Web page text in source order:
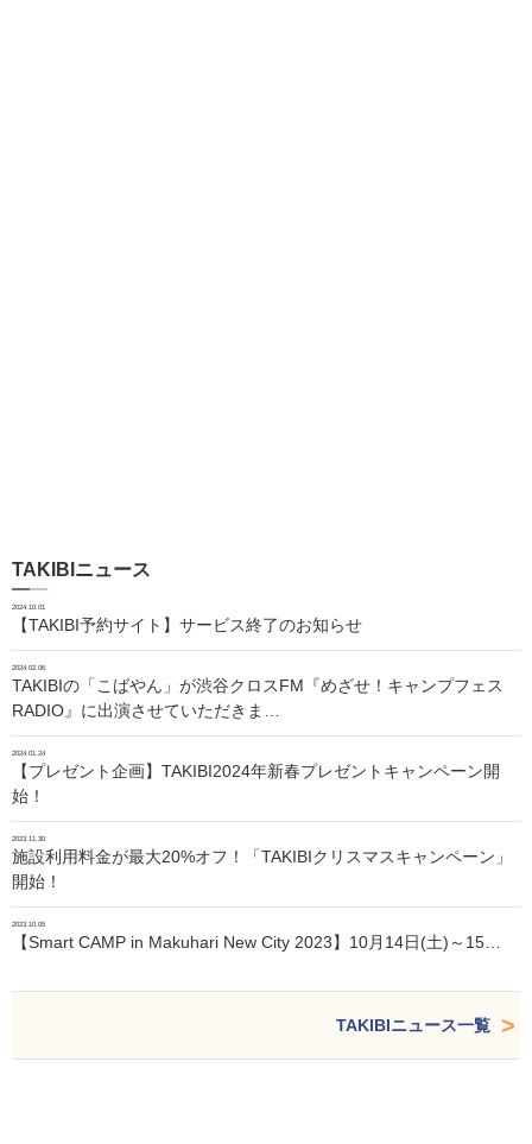
TAKIBIニュース
2024.10.01
【TAKIBI予約サイト】サービス終了のお知らせ
2024.02.06
TAKIBIの「こばやん」が渋谷クロスFM『めざせ！キャンプフェス
RADIO』に出演させていただきま…
2024.01.24
【プレゼント企画】TAKIBI2024年新春プレゼントキャンペーン開
始！
2023.11.30
施設利用料金が最大20%オフ！「TAKIBIクリスマスキャンペーン」
開始！
2023.10.05
【Smart CAMP in Makuhari New City 2023】10月14日(土)～15…
TAKIBIニュース一覧